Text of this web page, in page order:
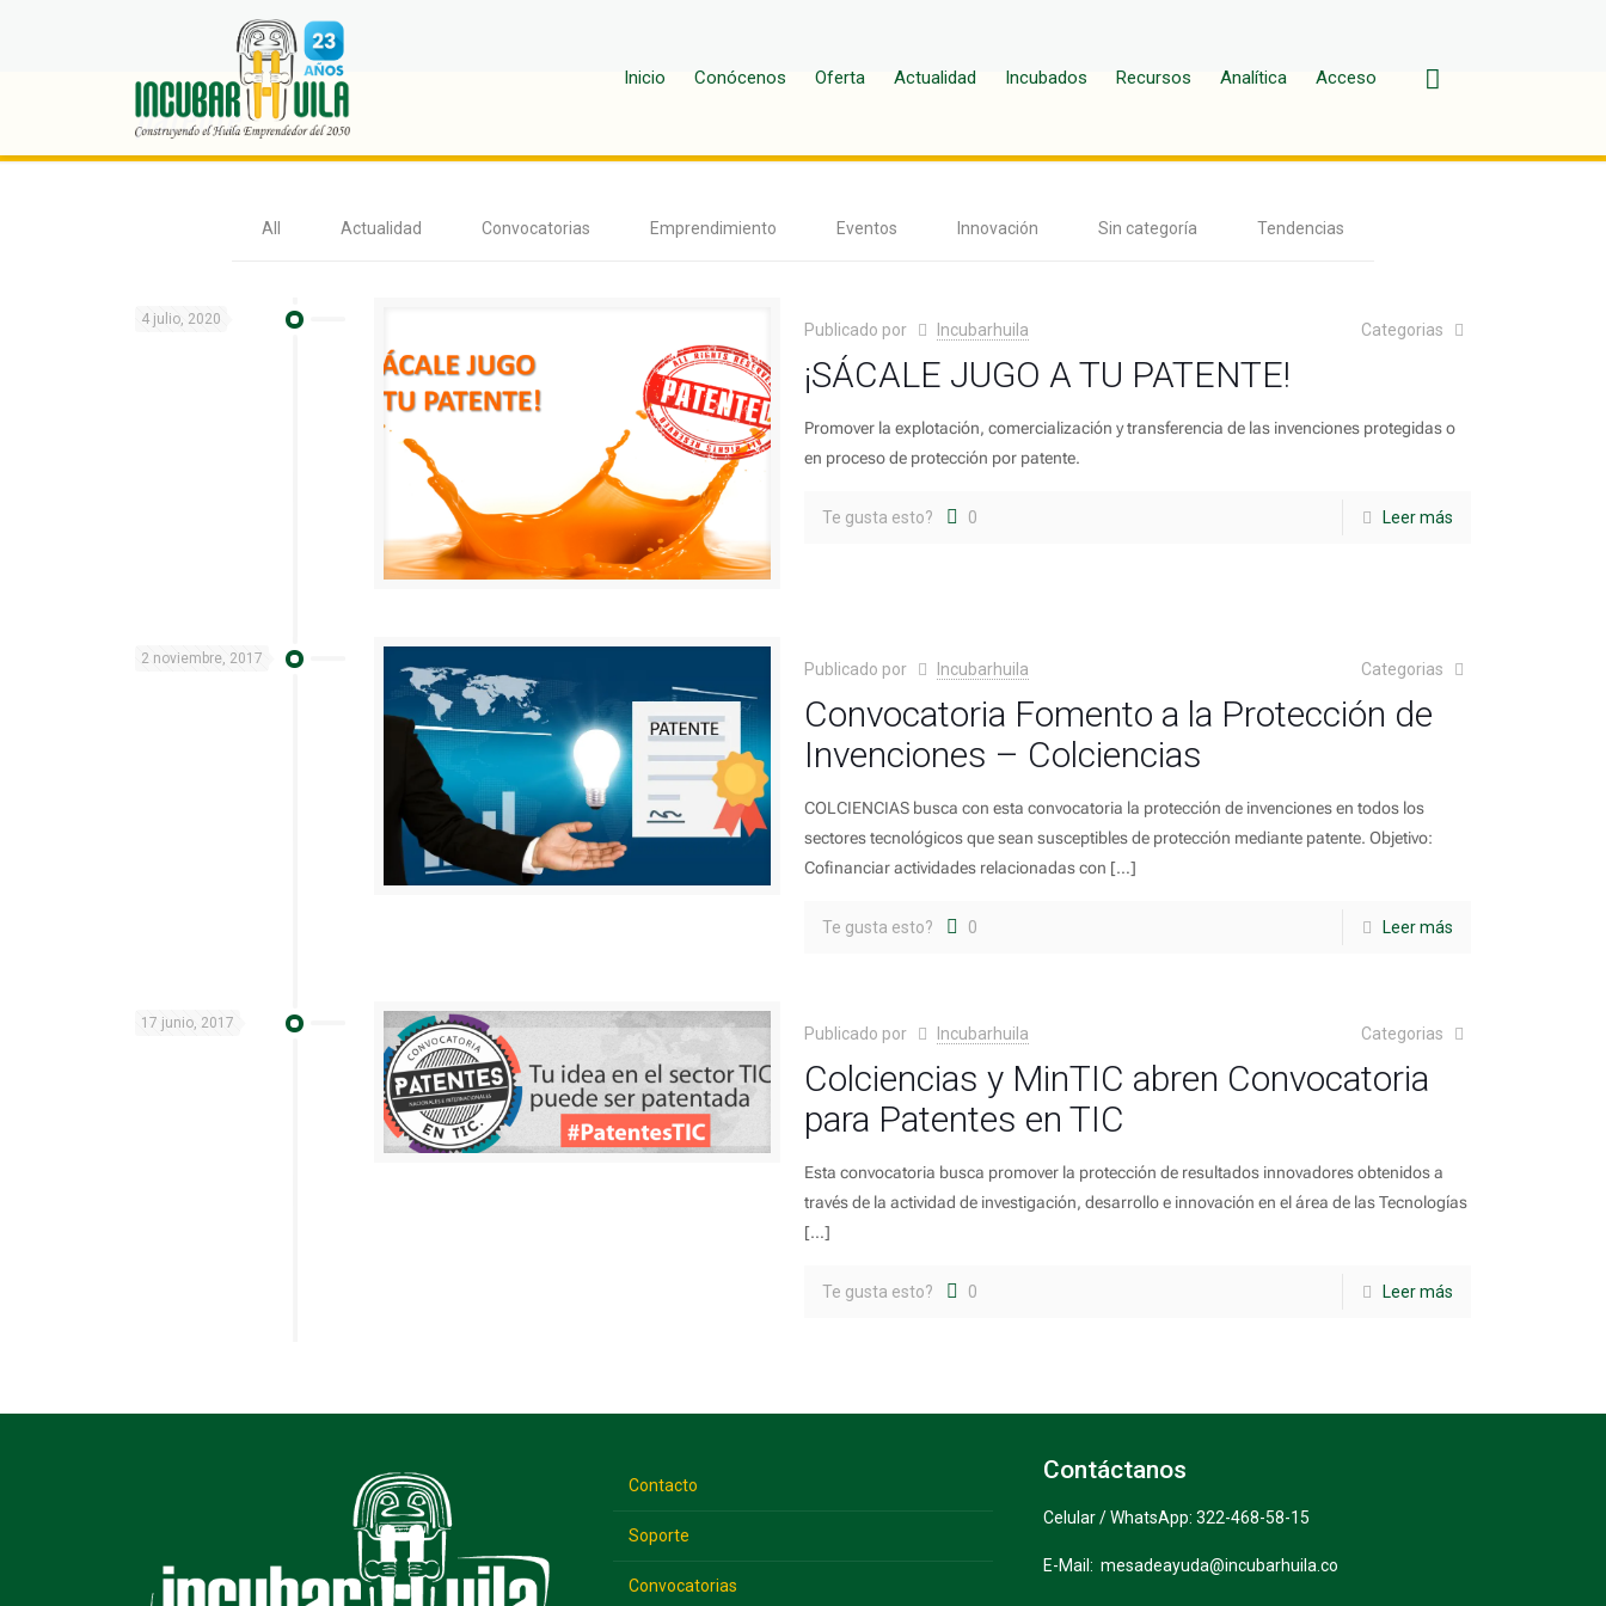
Inicio Conócenos Oferta Actualidad Incubados Recursos Analítica Acceso
patente
All Actualidad Convocatorias Emprendimiento Eventos Innovación Sin categoría Tendencias
4 julio, 2020
Publicado por Incubarhuila Categorias
¡SÁCALE JUGO A TU PATENTE!
Promover la explotación, comercialización y transferencia de las invenciones protegidas o
en proceso de protección por patente.
Te gusta esto? 0 Leer más
2 noviembre, 2017
Publicado por Incubarhuila Categorias
Convocatoria Fomento a la Protección de
Invenciones – Colciencias
COLCIENCIAS busca con esta convocatoria la protección de invenciones en todos los
sectores tecnológicos que sean susceptibles de protección mediante patente. Objetivo:
Cofinanciar actividades relacionadas con […]
Te gusta esto? 0 Leer más
17 junio, 2017
Publicado por Incubarhuila Categorias
Colciencias y MinTIC abren Convocatoria
para Patentes en TIC
Esta convocatoria busca promover la protección de resultados innovadores obtenidos a
través de la actividad de investigación, desarrollo e innovación en el área de las Tecnologías
[…]
Te gusta esto? 0 Leer más
Contacto
Soporte
Convocatorias
Contáctanos
Celular / WhatsApp: 322-468-58-15
E-Mail: mesadeayuda@incubarhuila.co